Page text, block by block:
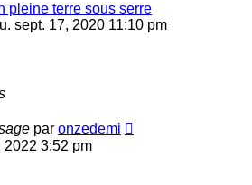
pleine terre sous serre
sept. 17, 2020 11:10 pm
par onzedemi
2022 3:52 pm